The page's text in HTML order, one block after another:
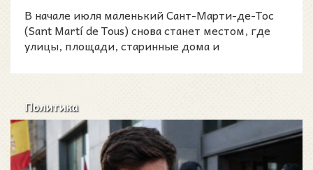
В начале июля маленький Сант-Марти-де-Тос
(Sant Martí de Tous) снова станет местом, где
улицы, площади, старинные дома и
Политика